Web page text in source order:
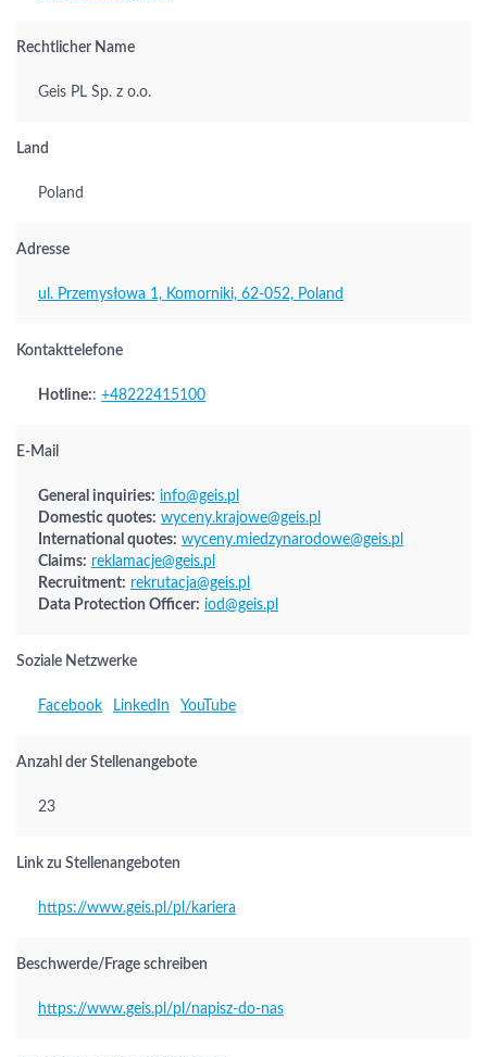
Rechtlicher Name
Geis PL Sp. z o.o.
Land
Poland
Adresse
ul. Przemysłowa 1, Komorniki, 62-052, Poland
Kontakttelefone
Hotline:: +48222415100
E-Mail
General inquiries: info@geis.pl
Domestic quotes: wyceny.krajowe@geis.pl
International quotes: wyceny.miedzynarodowe@geis.pl
Claims: reklamacje@geis.pl
Recruitment: rekrutacja@geis.pl
Data Protection Officer: iod@geis.pl
Soziale Netzwerke
Facebook LinkedIn YouTube
Anzahl der Stellenangebote
23
Link zu Stellenangeboten
https://www.geis.pl/pl/kariera
Beschwerde/Frage schreiben
https://www.geis.pl/pl/napisz-do-nas